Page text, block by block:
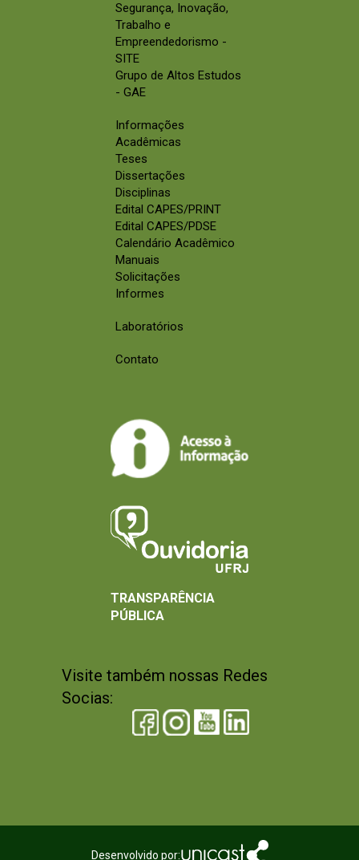
Segurança, Inovação,
Trabalho e
Empreendedorismo -
SITE
Grupo de Altos Estudos
- GAE
Informações
Acadêmicas
Teses
Dissertações
Disciplinas
Edital CAPES/PRINT
Edital CAPES/PDSE
Calendário Acadêmico
Manuais
Solicitações
Informes
Laboratórios
Contato
Visite também nossas Redes
Socias:
TRANSPARÊNCIA
PÚBLICA
Desenvolvido por: